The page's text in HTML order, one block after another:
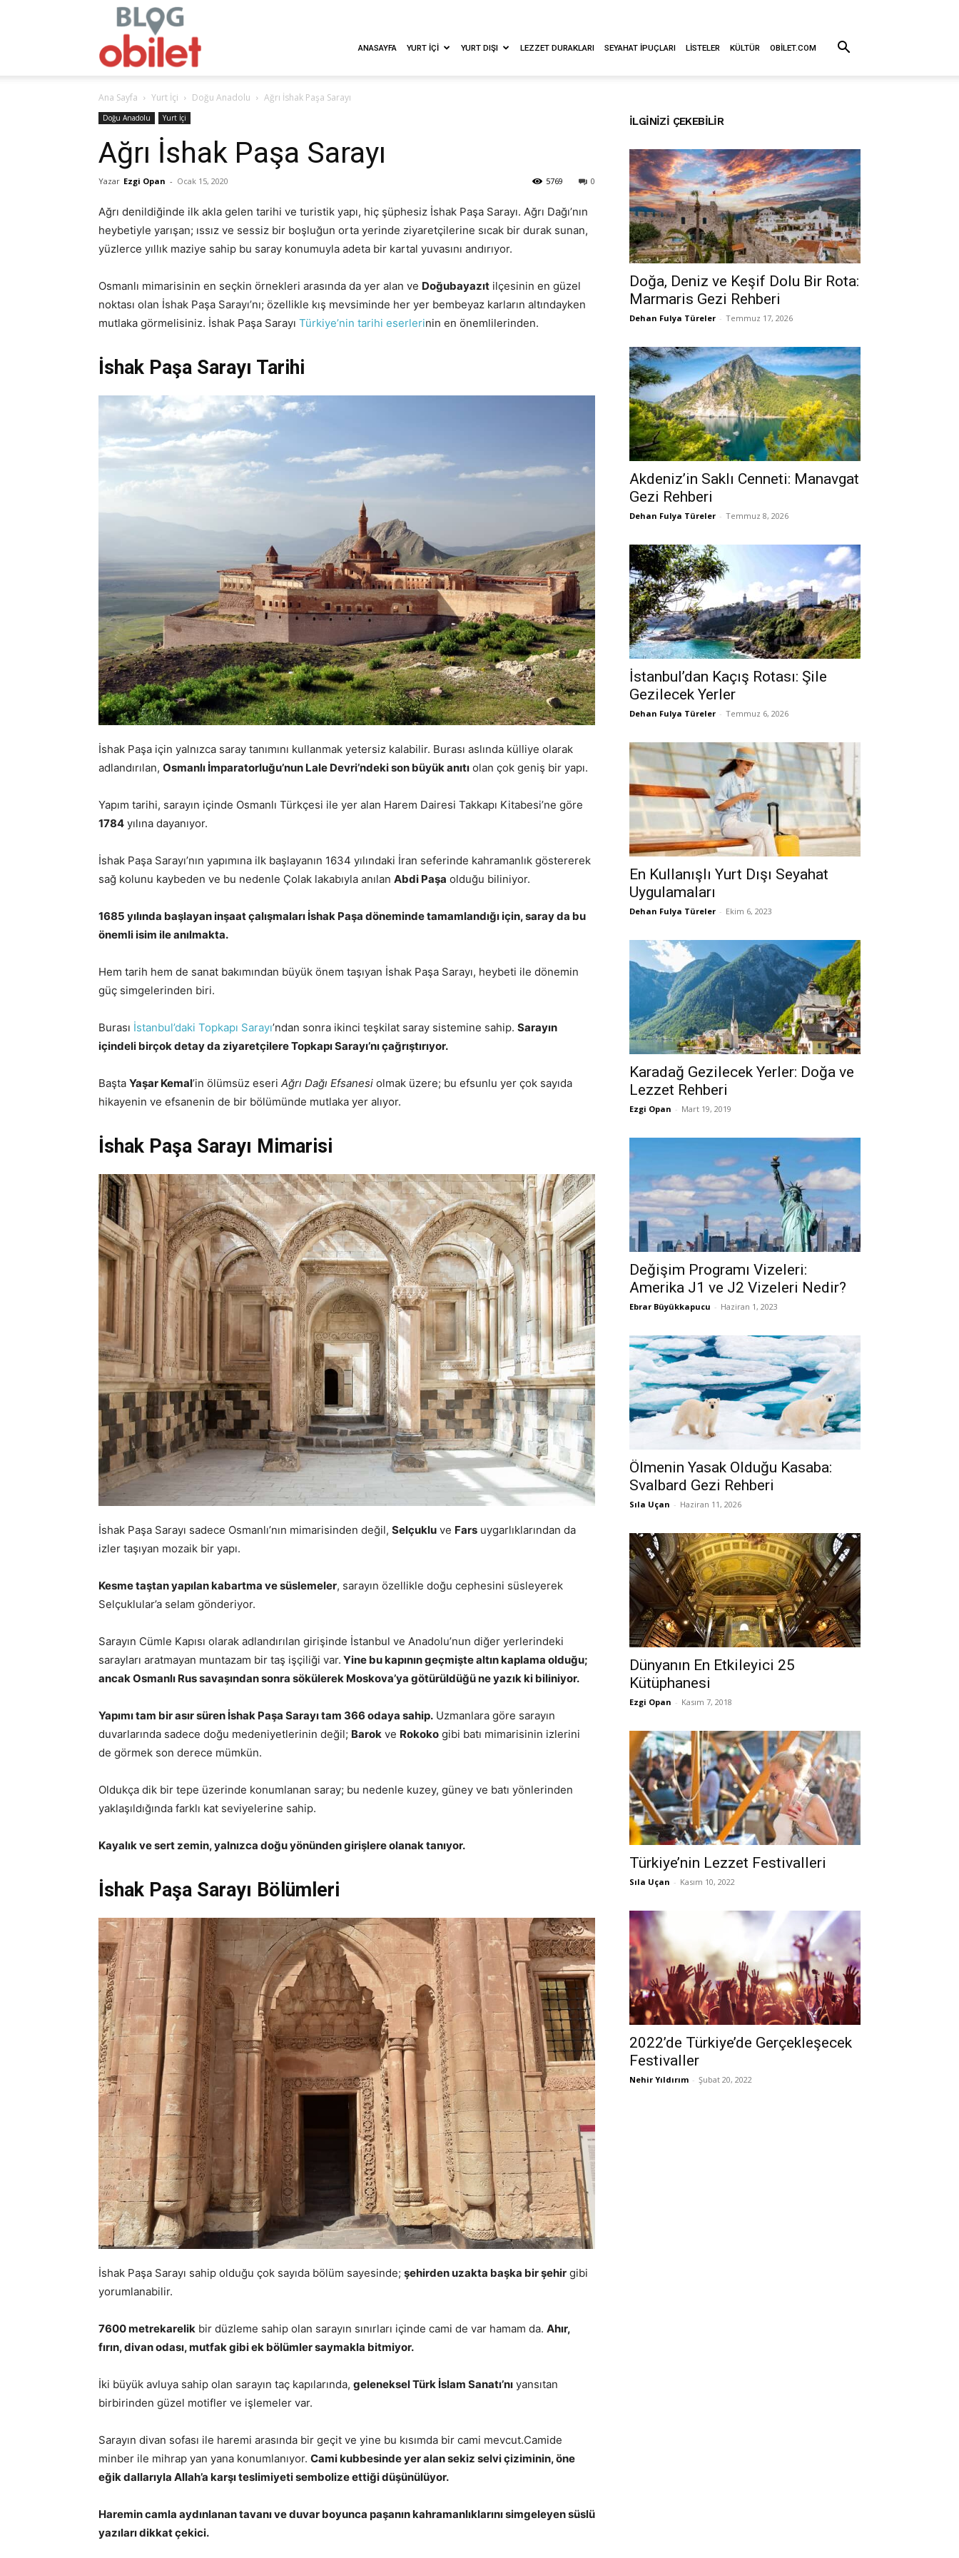
Blog
ANASAYFA YURT İÇI YURT DIŞI LEZZET DURAKLARI SEYAHAT İPUÇLARI LISTELER KÜLTÜR OBILET.COM
Ana Sayfa Yurt İçi Doğu Anadolu Ağrı İshak Paşa Sarayı
Doğu Anadolu Yurt İçi
Ağrı İshak Paşa Sarayı
Yazar Ezgi Opan - Ocak 15, 2020 0
5769
Ağrı denildiğinde ilk akla gelen tarihi ve turistik yapı, hiç şüphesiz İshak Paşa Sarayı. Ağrı Dağı’nın
heybetiyle yarışan; ıssız ve sessiz bir boşluğun orta yerinde ziyaretçilerine sıcak bir durak sunan,
yüzlerce yıllık maziye sahip bu saray konumuyla adeta bir kartal yuvasını andırıyor.
Osmanlı mimarisinin en seçkin örnekleri arasında da yer alan ve Doğubayazıt ilçesinin en güzel
noktası olan İshak Paşa Sarayı’nı; özellikle kış mevsiminde her yer bembeyaz karların altındayken
mutlaka görmelisiniz. İshak Paşa Sarayı Türkiye’nin tarihi eserlerinin en önemlilerinden.
İshak Paşa Sarayı Tarihi
İshak Paşa için yalnızca saray tanımını kullanmak yetersiz kalabilir. Burası aslında külliye olarak
adlandırılan, Osmanlı İmparatorluğu’nun Lale Devri’ndeki son büyük anıtı olan çok geniş bir yapı.
Yapım tarihi, sarayın içinde Osmanlı Türkçesi ile yer alan Harem Dairesi Takkapı Kitabesi’ne göre
1784 yılına dayanıyor.
İshak Paşa Sarayı’nın yapımına ilk başlayanın 1634 yılındaki İran seferinde kahramanlık göstererek
sağ kolunu kaybeden ve bu nedenle Çolak lakabıyla anılan Abdi Paşa olduğu biliniyor.
1685 yılında başlayan inşaat çalışmaları İshak Paşa döneminde tamamlandığı için, saray da bu
önemli isim ile anılmakta.
Hem tarih hem de sanat bakımından büyük önem taşıyan İshak Paşa Sarayı, heybeti ile dönemin
güç simgelerinden biri.
Burası İstanbul’daki Topkapı Sarayı’ndan sonra ikinci teşkilat saray sistemine sahip. Sarayın
içindeli birçok detay da ziyaretçilere Topkapı Sarayı’nı çağrıştırıyor.
Başta Yaşar Kemal’in ölümsüz eseri Ağrı Dağı Efsanesi olmak üzere; bu efsunlu yer çok sayıda
hikayenin ve efsanenin de bir bölümünde mutlaka yer alıyor.
İshak Paşa Sarayı Mimarisi
İshak Paşa Sarayı sadece Osmanlı’nın mimarisinden değil, Selçuklu ve Fars uygarlıklarından da
izler taşıyan mozaik bir yapı.
Kesme taştan yapılan kabartma ve süslemeler, sarayın özellikle doğu cephesini süsleyerek
Selçuklular’a selam gönderiyor.
Sarayın Cümle Kapısı olarak adlandırılan girişinde İstanbul ve Anadolu’nun diğer yerlerindeki
sarayları aratmayan muntazam bir taş işçiliği var. Yine bu kapının geçmişte altın kaplama olduğu;
ancak Osmanlı Rus savaşından sonra sökülerek Moskova’ya götürüldüğü ne yazık ki biliniyor.
Yapımı tam bir asır süren İshak Paşa Sarayı tam 366 odaya sahip. Uzmanlara göre sarayın
duvarlarında sadece doğu medeniyetlerinin değil; Barok ve Rokoko gibi batı mimarisinin izlerini
de görmek son derece mümkün.
Oldukça dik bir tepe üzerinde konumlanan saray; bu nedenle kuzey, güney ve batı yönlerinden
yaklaşıldığında farklı kat seviyelerine sahip.
Kayalık ve sert zemin, yalnızca doğu yönünden girişlere olanak tanıyor.
İshak Paşa Sarayı Bölümleri
İshak Paşa Sarayı sahip olduğu çok sayıda bölüm sayesinde; şehirden uzakta başka bir şehir gibi
yorumlanabilir.
7600 metrekarelik bir düzleme sahip olan sarayın sınırları içinde cami de var hamam da. Ahır,
fırın, divan odası, mutfak gibi ek bölümler saymakla bitmiyor.
İki büyük avluya sahip olan sarayın taç kapılarında, geleneksel Türk İslam Sanatı’nı yansıtan
birbirinden güzel motifler ve işlemeler var.
Sarayın divan sofası ile haremi arasında bir geçit ve yine bu kısımda bir cami mevcut.Camide
minber ile mihrap yan yana konumlanıyor. Cami kubbesinde yer alan sekiz selvi çiziminin, öne
eğik dallarıyla Allah’a karşı teslimiyeti sembolize ettiği düşünülüyor.
Haremin camla aydınlanan tavanı ve duvar boyunca paşanın kahramanlıklarını simgeleyen süslü
yazıları dikkat çekici.
İLGINIZI ÇEKEBILIR
Doğa, Deniz ve Keşif Dolu Bir Rota:
Marmaris Gezi Rehberi
Dehan Fulya Türeler - Temmuz 17, 2026
Akdeniz’in Saklı Cenneti: Manavgat
Gezi Rehberi
Dehan Fulya Türeler - Temmuz 8, 2026
İstanbul’dan Kaçış Rotası: Şile
Gezilecek Yerler
Dehan Fulya Türeler - Temmuz 6, 2026
En Kullanışlı Yurt Dışı Seyahat
Uygulamaları
Dehan Fulya Türeler - Ekim 6, 2023
Karadağ Gezilecek Yerler: Doğa ve
Lezzet Rehberi
Ezgi Opan - Mart 19, 2019
Değişim Programı Vizeleri:
Amerika J1 ve J2 Vizeleri Nedir?
Ebrar Büyükkapucu - Haziran 1, 2023
Ölmenin Yasak Olduğu Kasaba:
Svalbard Gezi Rehberi
Sıla Uçan - Haziran 11, 2026
Dünyanın En Etkileyici 25
Kütüphanesi
Ezgi Opan - Kasım 7, 2018
Türkiye’nin Lezzet Festivalleri
Sıla Uçan - Kasım 10, 2022
2022’de Türkiye’de Gerçekleşecek
Festivaller
Nehir Yıldırım - Şubat 20, 2022